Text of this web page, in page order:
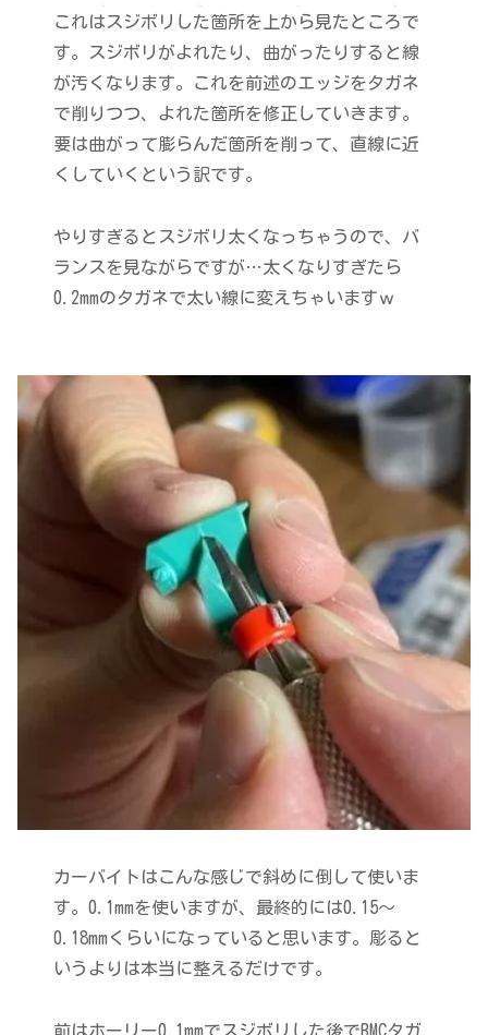
これはスジボリした箇所を上から見たところで
す。スジボリがよれたり、曲がったりすると線
が汚くなります。これを前述のエッジをタガネ
で削りつつ、よれた箇所を修正していきます。
要は曲がって膨らんだ箇所を削って、直線に近
くしていくという訳です。
やりすぎるとスジボリ太くなっちゃうので、バ
ランスを見ながらですが…太くなりすぎたら
0.2mmのタガネで太い線に変えちゃいますｗ
カーバイトはこんな感じで斜めに倒して使いま
す。0.1mmを使いますが、最終的には0.15～
0.18mmくらいになっていると思います。彫ると
いうよりは本当に整えるだけです。
前はホーリー0.1mmでスジボリした後でBMCタガ